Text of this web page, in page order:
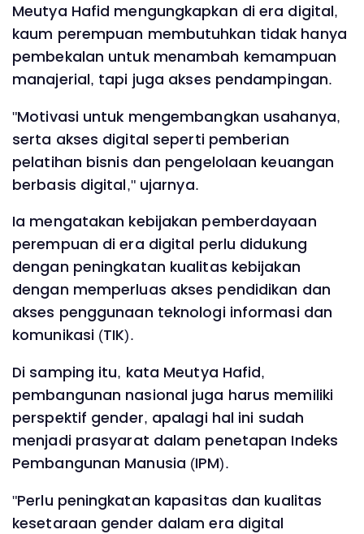
Meutya Hafid mengungkapkan di era digital,
kaum perempuan membutuhkan tidak hanya
pembekalan untuk menambah kemampuan
manajerial, tapi juga akses pendampingan.
"Motivasi untuk mengembangkan usahanya,
serta akses digital seperti pemberian
pelatihan bisnis dan pengelolaan keuangan
berbasis digital," ujarnya.
Ia mengatakan kebijakan pemberdayaan
perempuan di era digital perlu didukung
dengan peningkatan kualitas kebijakan
dengan memperluas akses pendidikan dan
akses penggunaan teknologi informasi dan
komunikasi (TIK).
Di samping itu, kata Meutya Hafid,
pembangunan nasional juga harus memiliki
perspektif gender, apalagi hal ini sudah
menjadi prasyarat dalam penetapan Indeks
Pembangunan Manusia (IPM).
"Perlu peningkatan kapasitas dan kualitas
kesetaraan gender dalam era digital